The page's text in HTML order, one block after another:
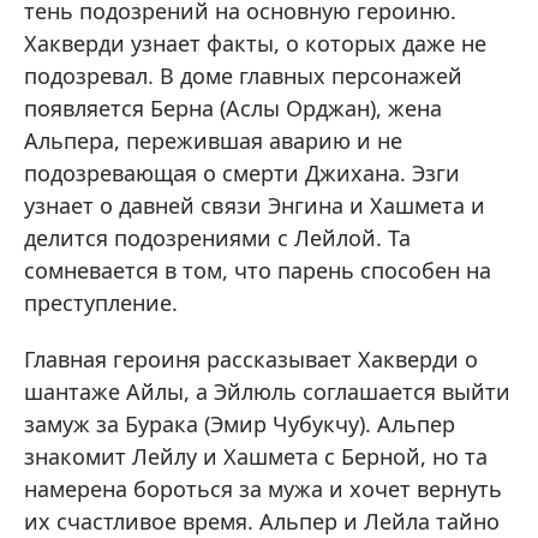
тень подозрений на основную героиню.
Хакверди узнает факты, о которых даже не
подозревал. В доме главных персонажей
появляется Берна (Аслы Орджан), жена
Альпера, пережившая аварию и не
подозревающая о смерти Джихана. Эзги
узнает о давней связи Энгина и Хашмета и
делится подозрениями с Лейлой. Та
сомневается в том, что парень способен на
преступление.
Главная героиня рассказывает Хакверди о
шантаже Айлы, а Эйлюль соглашается выйти
замуж за Бурака (Эмир Чубукчу). Альпер
знакомит Лейлу и Хашмета с Берной, но та
намерена бороться за мужа и хочет вернуть
их счастливое время. Альпер и Лейла тайно